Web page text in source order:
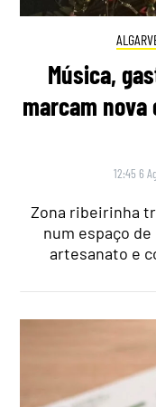
Música,
marcam nova
12:45 6
Zona ribeirinha
num espaço
artesanato e